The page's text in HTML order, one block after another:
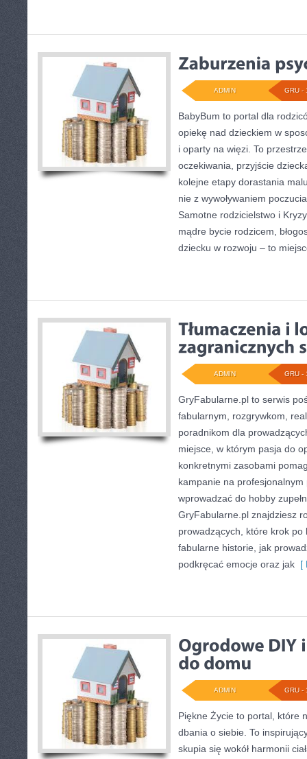
GRU -
ADMIN
BabyBum to portal dla
opiekę nad dzieckiem w
i oparty na więzi. To
oczekiwania, przyjście
kolejne etapy dorastania
nie z wywoływaniem
Samotne rodzicielstwo i
mądre bycie rodzicem,
dziecku w rozwoju – to
GRU -
ADMIN
GryFabularne.pl to serwis
fabularnym, rozgrywkom,
poradnikom dla
miejsce, w którym pasja do
konkretnymi zasobami
kampanie na
wprowadzać do hobby
GryFabularne.pl znajdziesz
prowadzących, które krok
fabularne historie, jak
podkręcać emocje oraz jak [
GRU -
ADMIN
Piękne Życie to portal, które
dbania o siebie. To
skupia się wokół harmonii